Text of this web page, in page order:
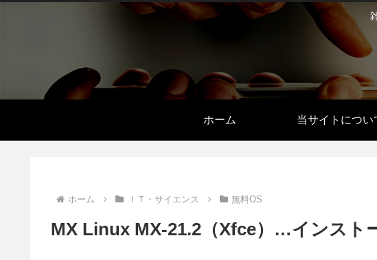
ホーム 当サイトについ
ホーム ＩＴ・サイエンス 無料OS
MX Linux MX-21.2（Xfce）…インスト